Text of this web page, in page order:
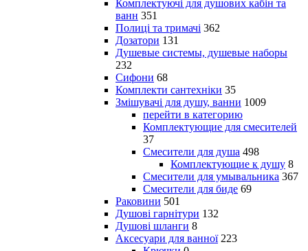
Комплектуючі для душових кабін та
ванн 351
Полиці та тримачі 362
Дозатори 131
Душевые системы, душевые наборы
232
Сифони 68
Комплекти сантехніки 35
Змішувачі для душу, ванни 1009
перейти в категорию
Комплектующие для смесителей
37
Смесители для душа 498
Комплектующие к душу 8
Смесители для умывальника 367
Смесители для биде 69
Раковини 501
Душові гарнітури 132
Душові шланги 8
Аксесуари для ванної 223